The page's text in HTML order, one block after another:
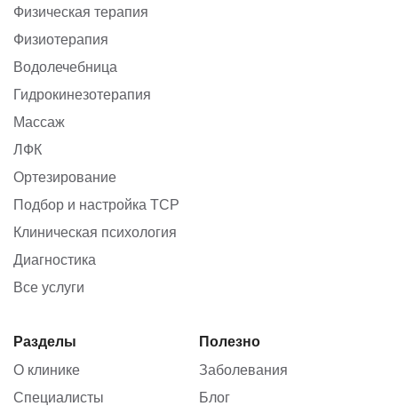
Физическая терапия
Физиотерапия
Водолечебница
Гидрокинезотерапия
Массаж
ЛФК
Ортезирование
Подбор и настройка ТСР
Клиническая психология
Диагностика
Все услуги
Разделы
О клинике
Специалисты
Полезно
Заболевания
Блог